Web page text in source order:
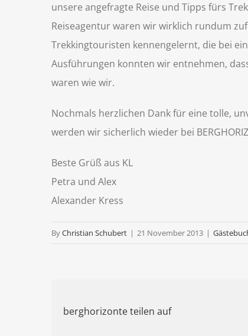
unsere angefragte Reise und Tipps fürs
Reiseagentur waren wir wirklich rundum
Trekkingtouristen kennengelernt, die bei
Ausführungen konnten wir entnehmen,
waren wie wir.
Nochmals herzlichen Dank für eine tolle,
werden wir sicherlich wieder bei
Beste Grüß aus KL
Petra und Alex
Alexander Kress
ByChristian Schubert | 21 November 2013 |
berghorizonte teilen auf